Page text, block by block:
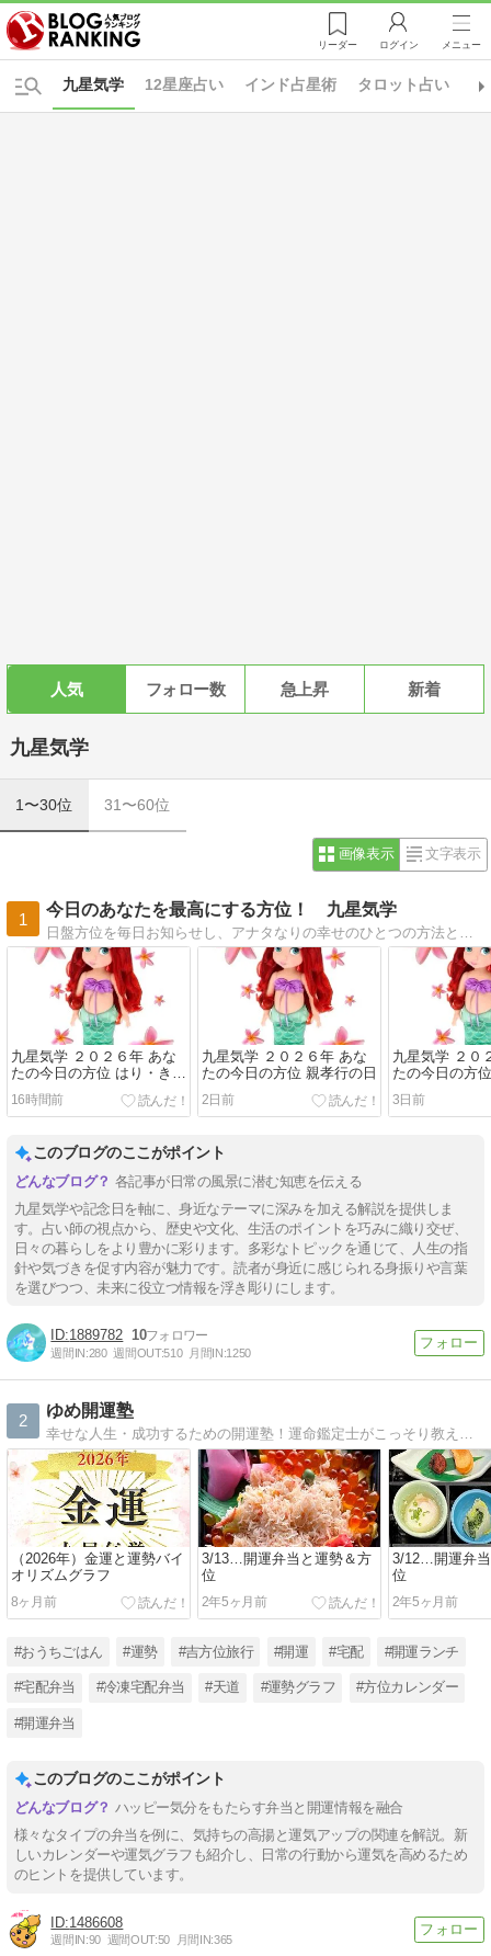
リーダー ログイン メニュー
12星座占い インド占星術 タロット占い
九星気学
人気 フォロー数 急上昇 新着
九星気学
1〜30位 31〜60位
画像表示 文字表示
1
今日のあなたを最高にする方位！ 九星気学
九星気学 ２０２６年 あな
たの今日の方位 はり・きゅ
う・マッサージの日
16時間前
九星気学 ２０２６年 あな
たの今日の方位 親孝行の日
2日前
九星気学 ２０
たの今日の方
3日前
このブログのここがポイント
各記事が日常の風景に潜む知恵を伝える
九星気学や記念日を軸に、身近なテーマに深みを加える解説を提供しま
す。占い師の視点から、歴史や文化、生活のポイントを巧みに織り交ぜ、
日々の暮らしをより豊かに彩ります。多彩なトピックを通じて、人生の指
針や気づきを促す内容が魅力です。読者が身近に感じられる身振りや言葉
を選びつつ、未来に役立つ情報を浮き彫りにします。
1889782 10
週間IN:280 週間OUT:510 月間IN:1250
2
ゆめ開運塾
幸せな人生・成功するための開運塾！運命鑑定士がこっそり教える幸せ人生計画や成功するための法則の秘訣を公開します！
（2026年）金運と運勢バイ
オリズムグラフ
8ヶ月前
3/13…開運弁当と運勢＆方
位
2年5ヶ月前
3/12…開運弁
位
2年5ヶ月前
#おうちごはん #運勢 #吉方位旅行 #開運 #宅配 #開運ランチ
#宅配弁当 #冷凍宅配弁当 #天道 #運勢グラフ #方位カレンダー
#開運弁当
このブログのここがポイント
ハッピー気分をもたらす弁当と開運情報を融合
様々なタイプの弁当を例に、気持ちの高揚と運気アップの関連を解説。新
しいカレンダーや運気グラフも紹介し、日常の行動から運気を高めるため
のヒントを提供しています。
1486608
週間IN:90 週間OUT:50 月間IN:365